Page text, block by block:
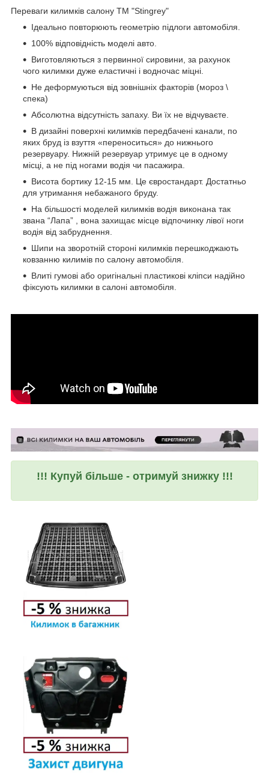
Переваги килимків салону ТМ "Stingrey"
Ідеально повторюють геометрію підлоги автомобіля.
100% відповідність моделі авто.
Виготовляються з первинної сировини, за рахунок
чого килимки дуже еластичні і водночас міцні.
Не деформуються від зовнішніх факторів (мороз \
спека)
Абсолютна відсутність запаху. Ви їх не відчуваєте.
В дизайні поверхні килимків передбачені канали, по
яких бруд із взуття «переноситься» до нижнього
резервуару. Нижній резервуар утримує це в одному
місці, а не під ногами водія чи пасажира.
Висота бортику 12-15 мм. Це євростандарт. Достатньо
для утримання небажаного бруду.
На більшості моделей килимків водія виконана так
звана “Лапа” , вона захищає місце відпочинку лівої ноги
водія від забруднення.
Шипи на зворотній стороні килимків перешкоджають
ковзанню килимів по салону автомобіля.
Влиті гумові або оригінальні пластикові кліпси надійно
фіксують килимки в салоні автомобіля.
!!! Купуй більше - отримуй знижку !!!